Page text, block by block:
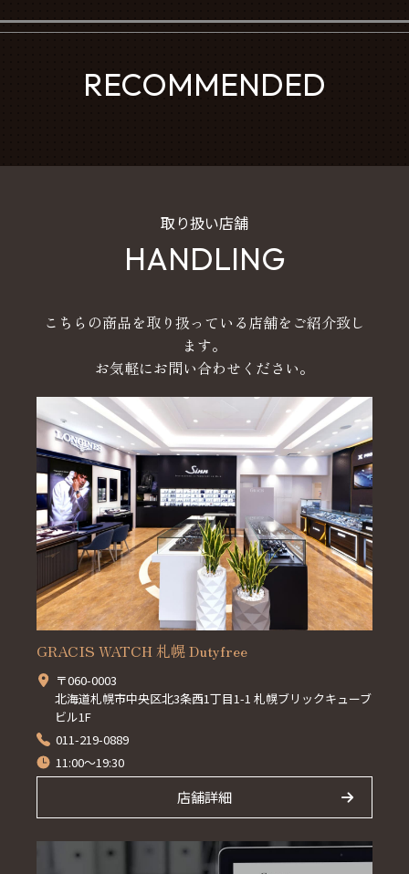
RECOMMENDED
取り扱い店舗
HANDLING
こちらの商品を取り扱っている店舗をご紹介致し
ます。
お気軽にお問い合わせください。
GRACIS WATCH 札幌 Dutyfree
〒060-0003
北海道札幌市中央区北3条西1丁目1-1 札幌ブリックキューブ
ビル1F
011-219-0889
11:00～19:30
店舗詳細